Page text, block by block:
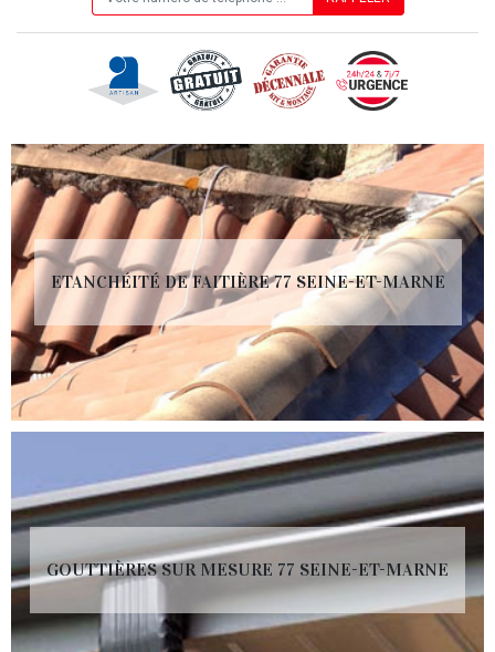
ETANCHÉITÉ DE FAITIÈRE 77 SEINE-ET-MARNE
GOUTTIÈRES SUR MESURE 77 SEINE-ET-MARNE